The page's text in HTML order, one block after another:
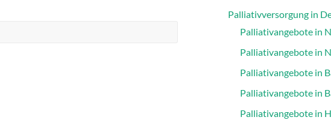
Palliativversorgung in
Palliativangebote in
Palliativangebote in
Palliativangebote in
Palliativangebote in
Palliativangebote in